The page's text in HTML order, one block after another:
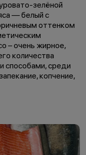
зелёной
— белый с
оттенком
– очень жирное,
количества
способами, среди
копчение,